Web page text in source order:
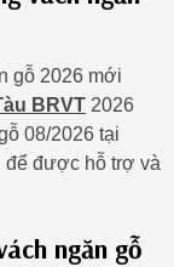
gỗ 2026 mới
BRVT2026
08/2026 tại
để được hỗ trợ và
ngăn gỗ